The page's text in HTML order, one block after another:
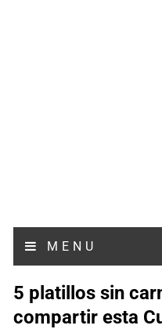
MENU
5 platillos sin
compartir esta